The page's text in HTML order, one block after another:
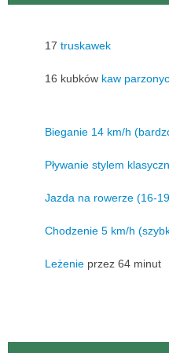
17 truskawek
16 kubków kaw
Bieganie 14 km/h
Pływanie stylem
Jazda na rowerze (16-
Chodzenie 5 km/h
Leżenie przez 64 minut